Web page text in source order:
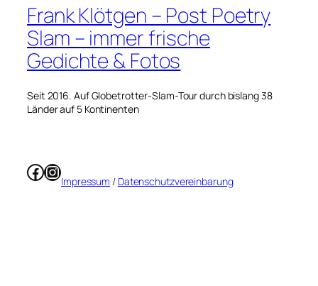
Frank Klötgen – Post Poetry
Slam – immer frische
Gedichte & Fotos
Seit 2016. Auf Globetrotter-Slam-Tour durch bislang 38
Länder auf 5 Kontinenten
Facebook
Instagram
Impressum / Datenschutzvereinbarung